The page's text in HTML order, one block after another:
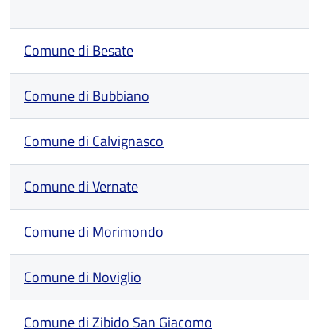
Comune di Besate
Comune di Bubbiano
Comune di Calvignasco
Comune di Vernate
Comune di Morimondo
Comune di Noviglio
Comune di Zibido San Giacomo